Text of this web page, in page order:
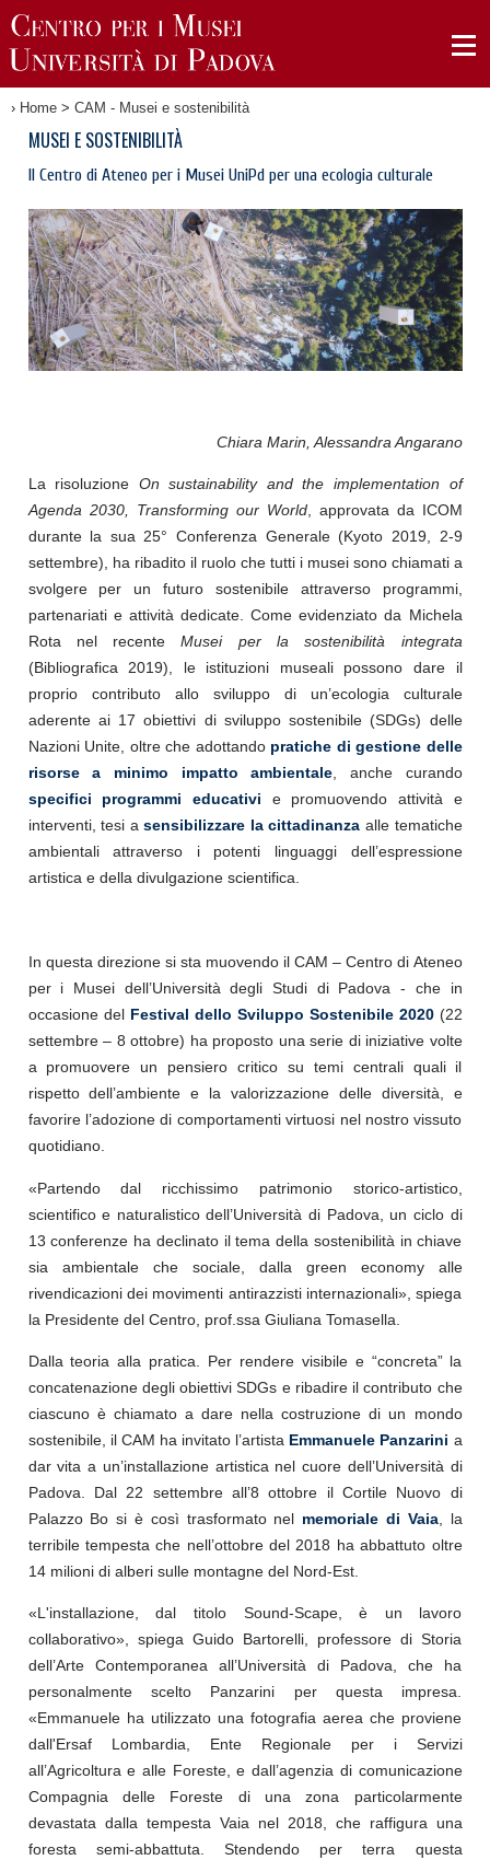
› Home > CAM - Musei e sostenibilità
MUSEI E SOSTENIBILITÀ
Il Centro di Ateneo per i Musei UniPd per una ecologia culturale
Chiara Marin, Alessandra Angarano
La risoluzione On sustainability and the implementation of
Agenda 2030, Transforming our World, approvata da ICOM
durante la sua 25° Conferenza Generale (Kyoto 2019, 2-9
settembre), ha ribadito il ruolo che tutti i musei sono chiamati a
svolgere per un futuro sostenibile attraverso programmi,
partenariati e attività dedicate. Come evidenziato da Michela
Rota nel recenteMusei per la sostenibilità integrata
(Bibliografica 2019), le istituzioni museali possono dare il
proprio contributo allo sviluppo di un’ecologia culturale
aderente ai 17 obiettivi di sviluppo sostenibile (SDGs) delle
Nazioni Unite, oltre che adottando pratiche di gestione delle
risorse a minimo impatto ambientale, anche curando
specifici programmi educativi e promuovendo attività e
interventi, tesi asensibilizzare la cittadinanza alle tematiche
ambientali attraverso i potenti linguaggi dell’espressione
artistica e della divulgazione scientifica.
In questa direzione si sta muovendo il CAM – Centro di Ateneo
per i Musei dell’Università degli Studi di Padova - che in
occasione del Festival dello Sviluppo Sostenibile 2020(22
settembre – 8 ottobre) ha proposto una serie di iniziative volte
a promuovere un pensiero critico su temi centrali quali il
rispetto dell’ambiente e la valorizzazione delle diversità, e
favorire l’adozione di comportamenti virtuosi nel nostro vissuto
quotidiano.
«Partendo dal ricchissimo patrimonio storico-artistico,
scientifico e naturalistico dell’Università di Padova, un ciclo di
13 conferenze ha declinato il tema della sostenibilità in chiave
sia ambientale che sociale, dalla green economy alle
rivendicazioni dei movimenti antirazzisti internazionali», spiega
la Presidente del Centro, prof.ssa Giuliana Tomasella.
Dalla teoria alla pratica. Per rendere visibile e “concreta” la
concatenazione degli obiettivi SDGs e ribadire il contributo che
ciascuno è chiamato a dare nella costruzione di un mondo
sostenibile, il CAM ha invitato l’artista Emmanuele Panzarini a
dar vita a un’installazione artistica nel cuore dell’Università di
Padova. Dal 22 settembre all’8 ottobre il Cortile Nuovo di
Palazzo Bo si è così trasformato nel memoriale di Vaia, la
terribile tempesta che nell’ottobre del 2018 ha abbattuto oltre
14 milioni di alberi sulle montagne del Nord-Est.
«L'installazione, dal titolo Sound-Scape, è un lavoro
collaborativo», spiega Guido Bartorelli, professore di Storia
dell’Arte Contemporanea all’Università di Padova, che ha
personalmente scelto Panzarini per questa impresa.
«Emmanuele ha utilizzato una fotografia aerea che proviene
dall'Ersaf Lombardia, Ente Regionale per i Servizi
all’Agricoltura e alle Foreste, e dall’agenzia di comunicazione
Compagnia delle Foreste di una zona particolarmente
devastata dalla tempesta Vaia nel 2018, che raffigura una
foresta semi-abbattuta. Stendendo per terra questa